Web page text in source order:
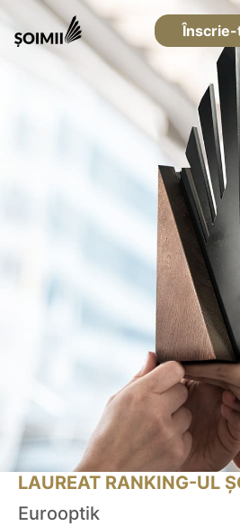
Înscrie-
LAUREAT RANKING-UL
Eurooptik